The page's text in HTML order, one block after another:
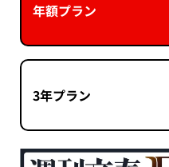
年額プラン
3年プラン